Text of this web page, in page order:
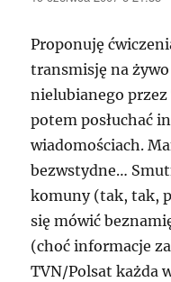
Proponuję
transmisję na
nielubianego
potem posłuchać
wiadomościach.
bezwstydne…
komuny (tak, tak,
się mówić
(choć informacje
TVN/Polsat każda